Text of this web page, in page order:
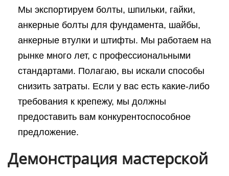
Мы экспортируем болты, шпильки, гайки,
анкерные болты для фундамента, шайбы,
анкерные втулки и штифты. Мы работаем на
рынке много лет, с профессиональными
стандартами. Полагаю, вы искали способы
снизить затраты. Если у вас есть какие-либо
требования к крепежу, мы должны
предоставить вам конкурентоспособное
предложение.
Демонстрация мастерской